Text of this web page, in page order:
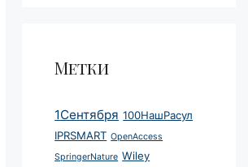
Метки
1Сентября 100НашРасул
IPRSMART OpenAccess
SpringerNature Wiley